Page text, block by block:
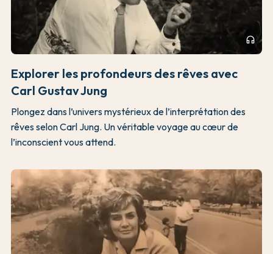
headphones
Explorer les profondeurs des rêves avec
Carl Gustav Jung
Plongez dans l’univers mystérieux de l’interprétation des
rêves selon Carl Jung. Un véritable voyage au cœur de
l’inconscient vous attend.